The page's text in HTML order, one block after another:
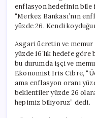
enflasyon hedefinin bile
“Merkez Bankası’nın
yüzde 26. Kendi
Asgari ücretin ve memur
yüzde 16’lık hedefe
bu durumda işçi ve
Ekonomist Iris Cibre,
ama enflasyon oranı
beklentiler yüzde 26
hepimiz biliyoruz” dedi.